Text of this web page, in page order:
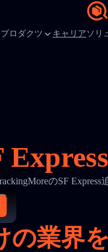
プロダクツ キャリア ソリ
のSF
の業界